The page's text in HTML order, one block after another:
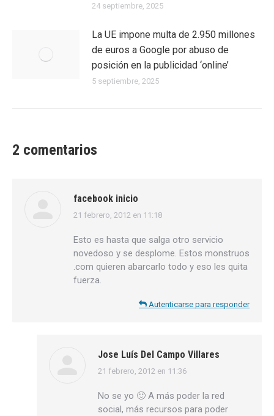
24 septiembre, 2025
La UE impone multa de 2.950 millones
de euros a Google por abuso de
posición en la publicidad ‘online’
5 septiembre, 2025
2 comentarios
facebook inicio
dice:
21 febrero, 2012 en 11:18
Esto es hasta que salga otro servicio
novedoso y se desplome. Estos monstruos
.com quieren abarcarlo todo y eso les quita
fuerza.
Autenticarse para responder
Jose Luís Del Campo Villares
dice:
21 febrero, 2012 en 11:36
No se yo 🙂 A más poder la red
social, más recursos para poder